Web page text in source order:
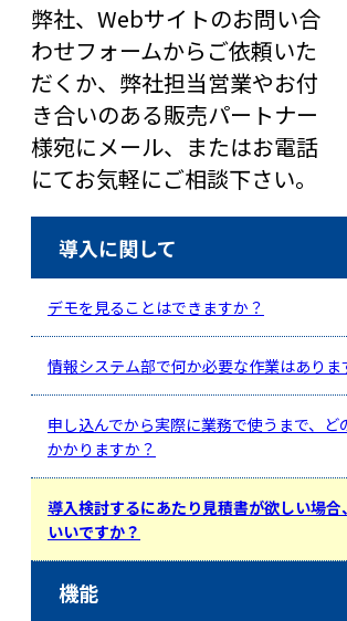
導入に関して
デモを見ることはできますか？
情報システム部で何か必要な作業はありま
申し込んでから実際に業務で使うまで、ど
かかりますか？
導入検討するにあたり見積書が欲しい場
いいですか？
機能
弊社、Webサイトのお問い合
わせフォームからご依頼いた
だくか、弊社担当営業やお付
き合いのある販売パートナー
様宛にメール、またはお電話
にてお気軽にご相談下さい。